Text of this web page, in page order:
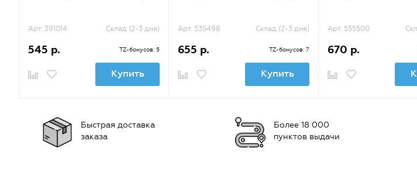
Арт. 391014 Склад (2-3 дня)
545 р. TZ-бонусов: 5
Купить
Арт. 535498 Склад (2-3 дня)
655 р. TZ-бонусов: 7
Купить
Арт. 535500
670 р.
Быстрая доставка
заказа
Более 18 000
пунктов выдачи